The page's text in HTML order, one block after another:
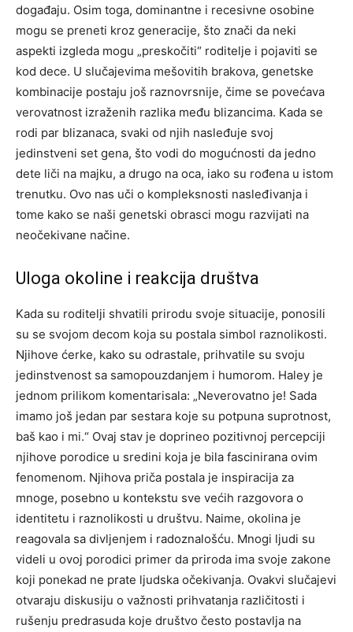
događaju. Osim toga, dominantne i recesivne osobine
mogu se preneti kroz generacije, što znači da neki
aspekti izgleda mogu „preskočiti“ roditelje i pojaviti se
kod dece. U slučajevima mešovitih brakova, genetske
kombinacije postaju još raznovrsnije, čime se povećava
verovatnost izraženih razlika među blizancima. Kada se
rodi par blizanaca, svaki od njih nasleđuje svoj
jedinstveni set gena, što vodi do mogućnosti da jedno
dete liči na majku, a drugo na oca, iako su rođena u istom
trenutku. Ovo nas uči o kompleksnosti nasleđivanja i
tome kako se naši genetski obrasci mogu razvijati na
neočekivane načine.
Uloga okoline i reakcija društva
Kada su roditelji shvatili prirodu svoje situacije, ponosili
su se svojom decom koja su postala simbol raznolikosti.
Njihove ćerke, kako su odrastale, prihvatile su svoju
jedinstvenost sa samopouzdanjem i humorom. Haley je
jednom prilikom komentarisala: „Neverovatno je! Sada
imamo još jedan par sestara koje su potpuna suprotnost,
baš kao i mi.“ Ovaj stav je doprineo pozitivnoj percepciji
njihove porodice u sredini koja je bila fascinirana ovim
fenomenom. Njihova priča postala je inspiracija za
mnoge, posebno u kontekstu sve većih razgovora o
identitetu i raznolikosti u društvu. Naime, okolina je
reagovala sa divljenjem i radoznalošću. Mnogi ljudi su
videli u ovoj porodici primer da priroda ima svoje zakone
koji ponekad ne prate ljudska očekivanja. Ovakvi slučajevi
otvaraju diskusiju o važnosti prihvatanja različitosti i
rušenju predrasuda koje društvo često postavlja na